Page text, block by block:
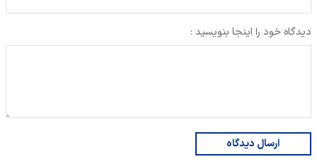
دیدگاه خود را اینجا بنویسید :
ارسال دیدگاه